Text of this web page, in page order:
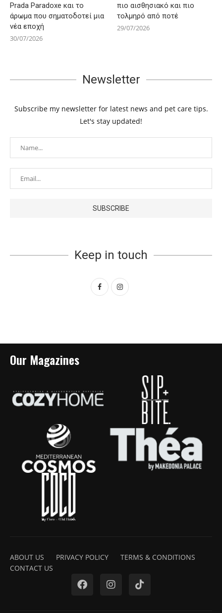
Prada Paradoxe και το
άρωμα που σηματοδοτεί μια
νέα εποχή
30/07/2026
πιο αισθησιακό και πιο
τολμηρό από ποτέ
29/07/2026
Newsletter
Subscribe my newsletter for latest news and pet care tips.
Let's stay updated!
Keep in touch
Our Magazines
ABOUT US PRIVACY POLICY
TERMS & CONDITIONS
CONTACT US